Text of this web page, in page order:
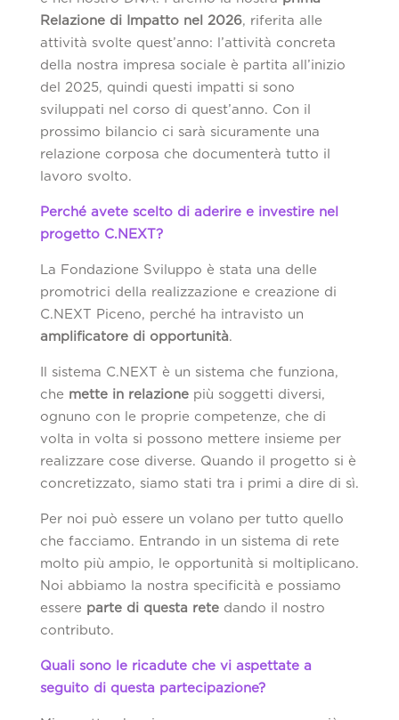
Relazione di Impatto nel 2026, riferita alle
attività svolte quest’anno: l’attività concreta
della nostra impresa sociale è partita all’inizio
del 2025, quindi questi impatti si sono
sviluppati nel corso di quest’anno. Con il
prossimo bilancio ci sarà sicuramente una
relazione corposa che documenterà tutto il
lavoro svolto.
Perché avete scelto di aderire e investire nel
progetto C.NEXT?
La Fondazione Sviluppo è stata una delle
promotrici della realizzazione e creazione di
C.NEXT Piceno, perché ha intravisto un
amplificatore di opportunità.
Il sistema C.NEXT è un sistema che funziona,
che mette in relazionepiù soggetti diversi,
ognuno con le proprie competenze, che di
volta in volta si possono mettere insieme per
realizzare cose diverse. Quando il progetto si è
concretizzato, siamo stati tra i primi a dire di sì.
Per noi può essere un volano per tutto quello
che facciamo. Entrando in un sistema di rete
molto più ampio, le opportunità si moltiplicano.
Noi abbiamo la nostra specificità e possiamo
essere parte di questa retedando il nostro
contributo.
Quali sono le ricadute che vi aspettate a
seguito di questa partecipazione?